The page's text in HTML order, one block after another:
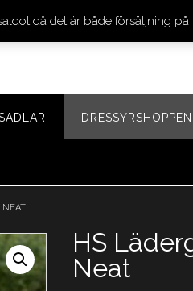
DRESSYRSHOPPEN
NEAT
HS
Neat
då det är både försäljning